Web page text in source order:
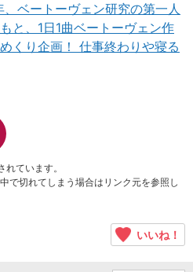
ベートーヴェン研究の第一人
と、1日1曲ベートーヴェン作
くり企画！ 仕事終わりや寝る
ています。
で切れてしまう場合はリンク元を参照し
いいね！